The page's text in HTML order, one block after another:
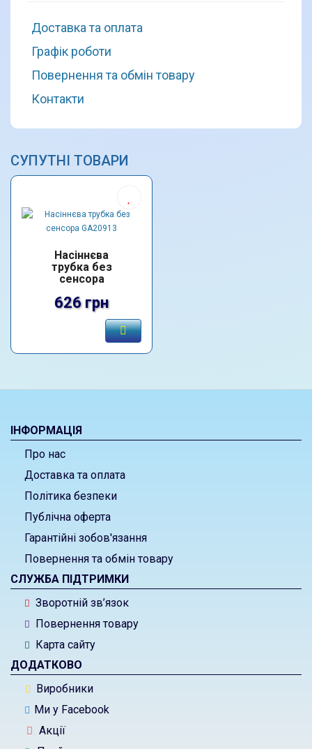
Доставка та оплата
Графік роботи
Повернення та обмін товару
Контакти
СУПУТНІ ТОВАРИ
Насіннєва
трубка без
сенсора
626 грн
ІНФОРМАЦІЯ
Про нас
Доставка та оплата
Політика безпеки
Публічна оферта
Гарантійні зобов'язання
Повернення та обмін товару
СЛУЖБА ПІДТРИМКИ
Зворотній зв’язок
Повернення товару
Карта сайту
ДОДАТКОВО
Виробники
Ми у Facebook
Акції